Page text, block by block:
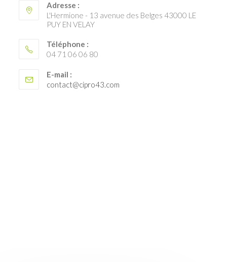
Adresse :
L'Hermione - 13 avenue des Belges 43000 LE
PUY EN VELAY
Téléphone :
04 71 06 06 80
E-mail :
contact@cipro43.com